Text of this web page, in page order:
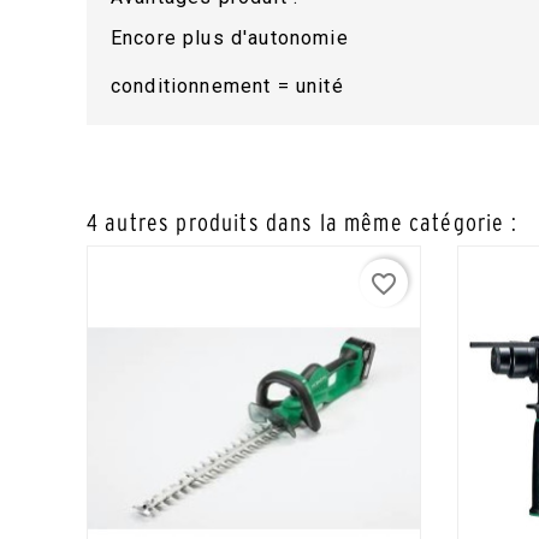
Encore plus d'autonomie
conditionnement = unité
4 autres produits dans la même catégorie :
favorite_border